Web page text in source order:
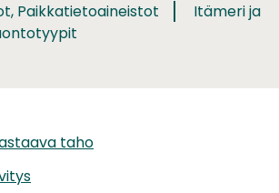
Paikkatietoaineistot
Itämeri ja
taho